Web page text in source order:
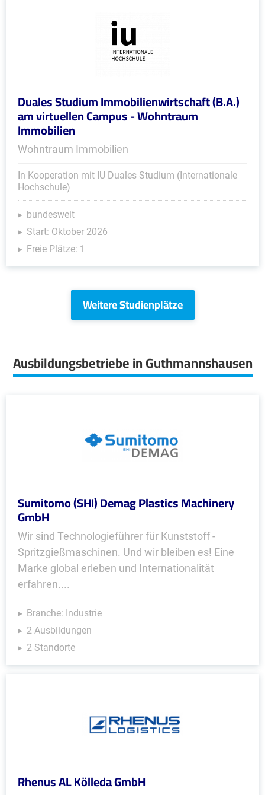
Duales Studium Immobilienwirtschaft (B.A.)
am virtuellen Campus - Wohntraum
Immobilien
Wohntraum Immobilien
In Kooperation mit IU Duales Studium (Internationale
Hochschule)
bundesweit
Start: Oktober 2026
Freie Plätze: 1
Weitere Studienplätze
Ausbildungsbetriebe in Guthmannshausen
Sumitomo (SHI) Demag Plastics Machinery
GmbH
Wir sind Technologieführer für Kunststoff -
Spritzgießmaschinen. Und wir bleiben es! Eine
Marke global erleben und Internationalität
erfahren....
Branche: Industrie
2 Ausbildungen
2 Standorte
Rhenus AL Kölleda GmbH